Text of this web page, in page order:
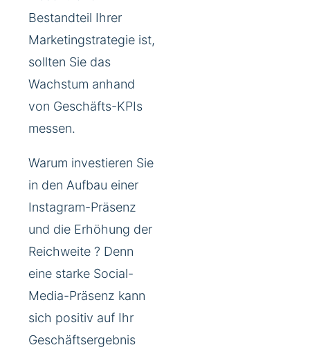
Bestandteil Ihrer
Marketingstrategie ist,
sollten Sie das
Wachstum anhand
von Geschäfts-KPIs
messen.
Warum investieren Sie
in den Aufbau einer
Instagram-Präsenz
und die Erhöhung der
Reichweite ? Denn
eine starke Social-
Media-Präsenz kann
sich positiv auf Ihr
Geschäftsergebnis